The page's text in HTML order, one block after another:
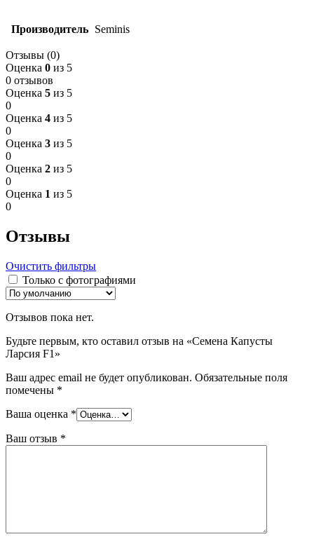
Производитель Seminis
Отзывы (0)
Оценка 0 из 5
0 отзывов
Оценка 5 из 5
0
Оценка 4 из 5
0
Оценка 3 из 5
0
Оценка 2 из 5
0
Оценка 1 из 5
0
Отзывы
Очистить фильтры
Только с фотографиями
Отзывов пока нет.
Будьте первым, кто оставил отзыв на «Семена Капусты
Ларсия F1»
Ваш адрес email не будет опубликован. Обязательные поля
помечены *
Ваша оценка *
Ваш отзыв *